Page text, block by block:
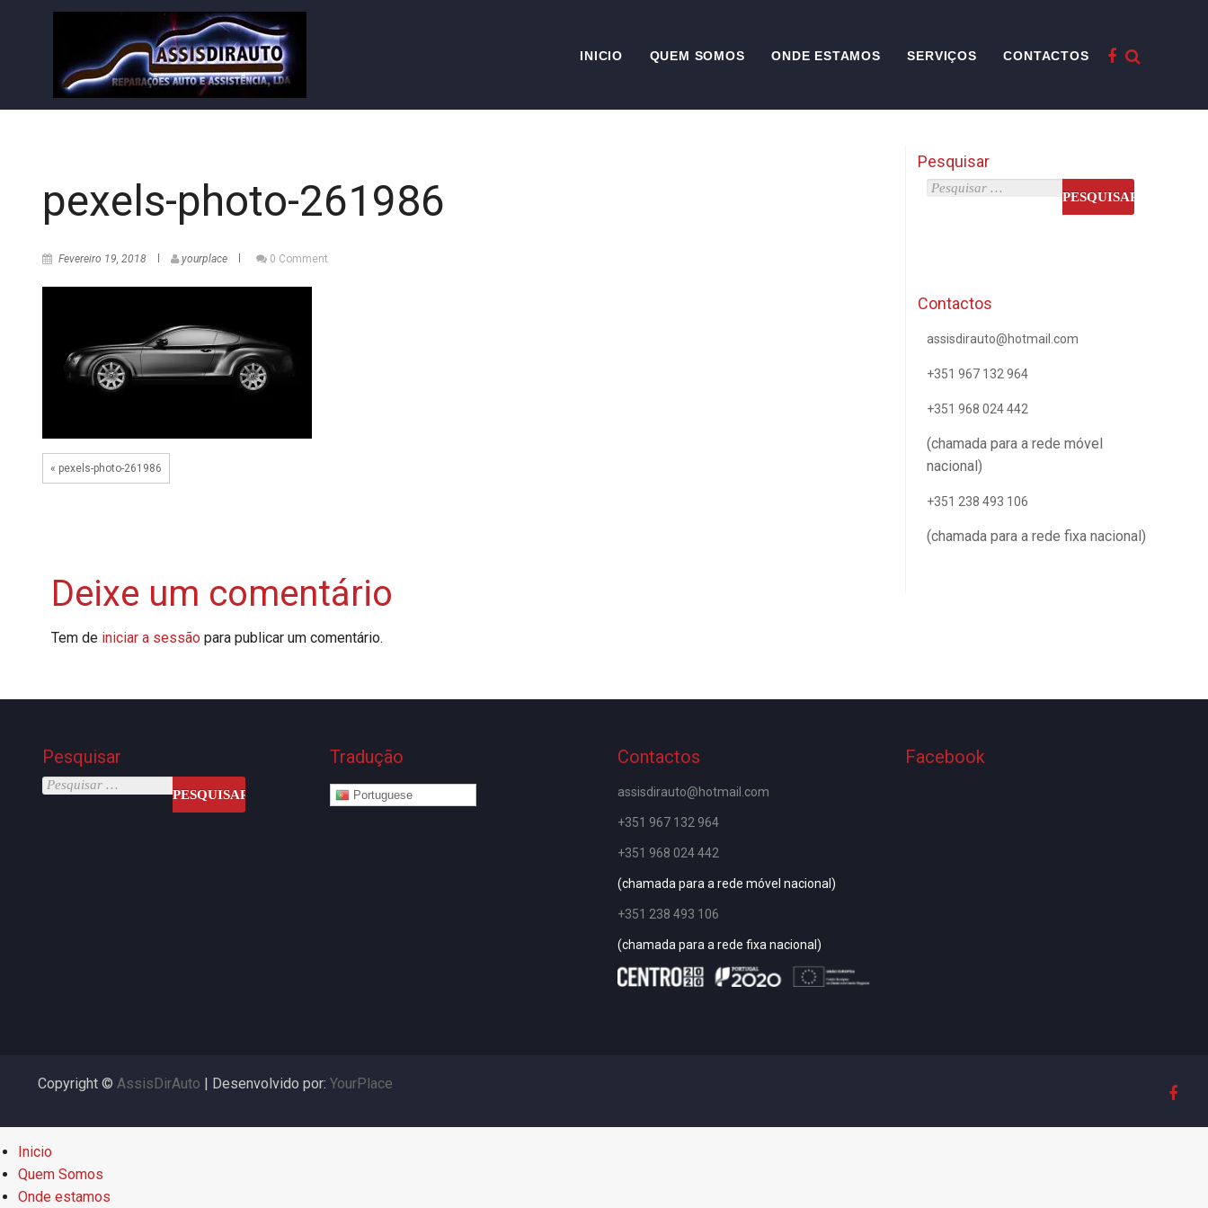
INICIO QUEM SOMOS ONDE ESTAMOS SERVIÇOS CONTACTOS
pexels-photo-261986
Fevereiro 19, 2018 yourplace 0 Comment
« pexels-photo-261986
Deixe um comentário
Tem de iniciar a sessão para publicar um comentário.
Pesquisar
Contactos
assisdirauto@hotmail.com
+351 967 132 964
+351 968 024 442
(chamada para a rede móvel
nacional)
+351 238 493 106
(chamada para a rede fixa nacional)
Pesquisar Tradução
Portuguese
Contactos
assisdirauto@hotmail.com
+351 967 132 964
+351 968 024 442
(chamada para a rede móvel nacional)
+351 238 493 106
(chamada para a rede fixa nacional)
Facebook
Copyright © AssisDirAuto | Desenvolvido por: YourPlace
Inicio
Quem Somos
Onde estamos